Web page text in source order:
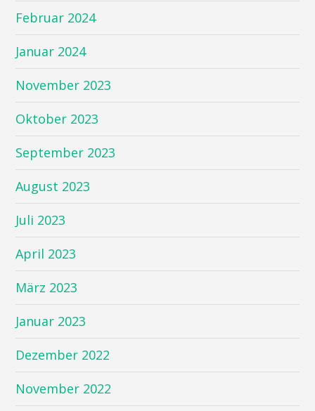
Februar 2024
Januar 2024
November 2023
Oktober 2023
September 2023
August 2023
Juli 2023
April 2023
März 2023
Januar 2023
Dezember 2022
November 2022